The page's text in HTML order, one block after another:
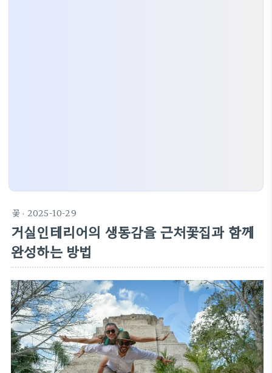
꽃 · 2025-10-29
거실인테리어의 생동감을 근처꽃집과 함께
완성하는 방법